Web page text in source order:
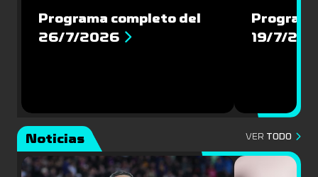
Programa completo del
26/7/2026
19/7/
Noticias VER TODO